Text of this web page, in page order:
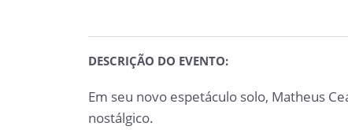
DESCRIÇÃO DO EVENTO:
Em seu novo espetáculo solo, Matheus
nostálgico.